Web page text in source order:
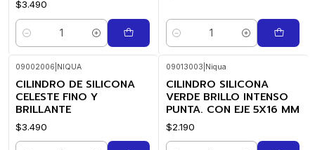
$3.490
Cantidad Cantidad
09002006 NIQUA
CILINDRO DE SILICONA
CELESTE FINO Y
BRILLANTE
$3.490
09013003 Niqua
CILINDRO SILICONA
VERDE BRILLO INTENSO
PUNTA. CON EJE 5X16 MM
$2.190